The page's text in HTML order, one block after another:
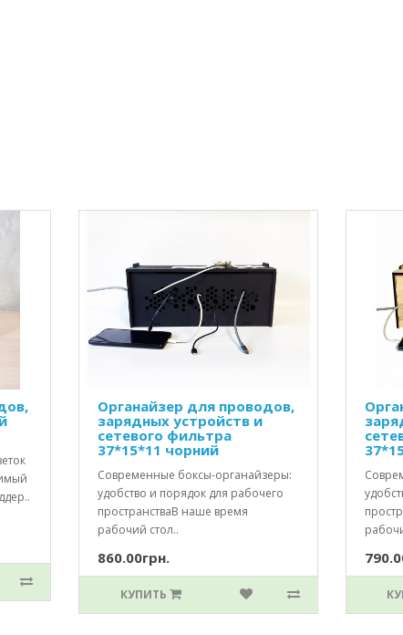
Органайзер для проводов,
зарядных устройств и
сетевого фильтра
37*15*11 чорний
Современные боксы-органайзеры:
удобство и порядок для рабочего
пространстваВ наше время
рабочий стол..
860.00грн.
КУПИТЬ